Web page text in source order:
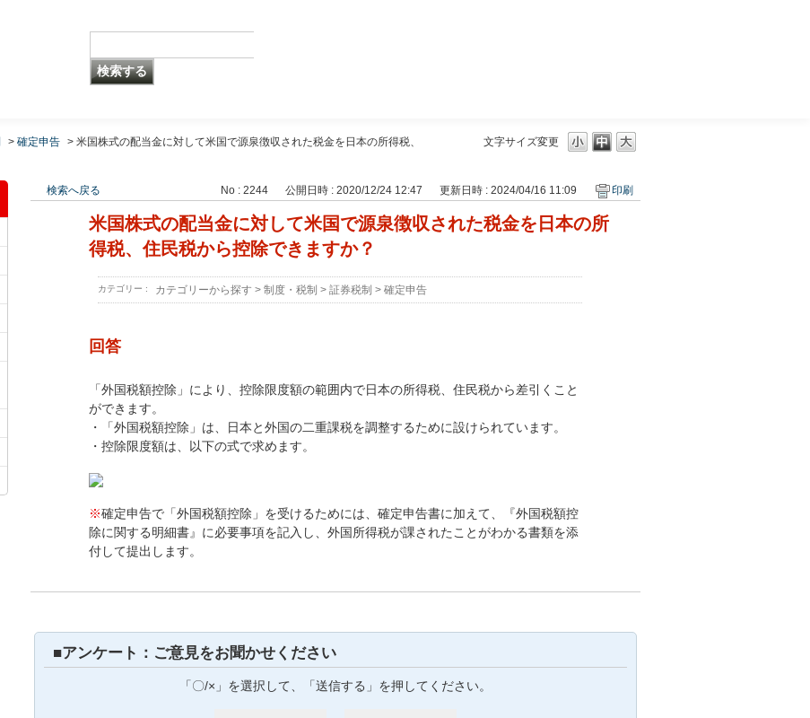
文字サイズ変更
> 確定申告 > 米国株式の配当金に対して米国で源泉徴収された税金を日本の所得税、
検索へ戻る No : 2244 公開日時 : 2020/12/24 12:47 更新日時 : 2024/04/16 11:09 印刷
米国株式の配当金に対して米国で源泉徴収された税金を日本の所
得税、住民税から控除できますか？
カテゴリー : カテゴリーから探す > 制度・税制 > 証券税制 > 確定申告
回答
「外国税額控除」により、控除限度額の範囲内で日本の所得税、住民税から差引くこと
ができます。
・「外国税額控除」は、日本と外国の二重課税を調整するために設けられています。
・控除限度額は、以下の式で求めます。
※確定申告で「外国税額控除」を受けるためには、確定申告書に加えて、『外国税額控
除に関する明細書』に必要事項を記入し、外国所得税が課されたことがわかる書類を添
付して提出します。
■アンケート：ご意見をお聞かせください
「〇/×」を選択して、「送信する」を押してください。